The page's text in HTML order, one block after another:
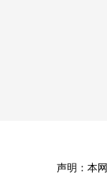
声明：本